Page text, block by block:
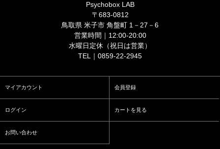
Psychobox LAB
〒683-0812
鳥取県 米子市 角盤町 1－27－6
営業時間｜12:00-20:00
水曜日定休（祝日は営業）
TEL｜0859-22-2945
マイアカウント 会員登録
ログイン カートを見る
お問い合わせ